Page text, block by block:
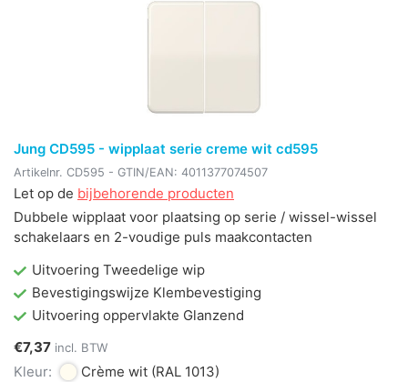
Jung CD595 - wipplaat serie creme wit cd595
Artikelnr. CD595 - GTIN/EAN: 4011377074507
Let op de bijbehorende producten
Dubbele wipplaat voor plaatsing op serie / wissel-wissel
schakelaars en 2-voudige puls maakcontacten
Uitvoering Tweedelige wip
Bevestigingswijze Klembevestiging
Uitvoering oppervlakte Glanzend
€7,37 incl. BTW
Kleur: Crème wit (RAL 1013)